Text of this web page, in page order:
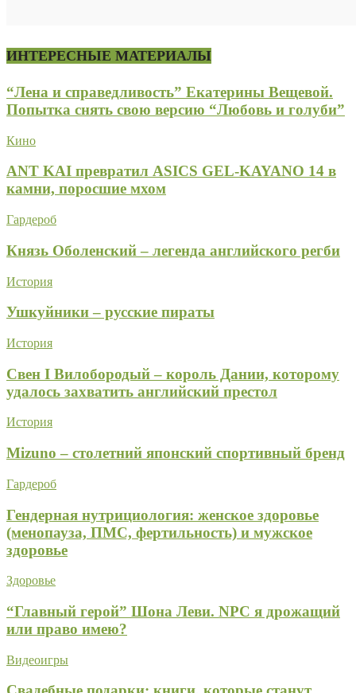
ИНТЕРЕСНЫЕ МАТЕРИАЛЫ
“Лена и справедливость” Екатерины Вещевой.
Попытка снять свою версию “Любовь и голуби”
Кино
ANT KAI превратил ASICS GEL-KAYANO 14 в
камни, поросшие мхом
Гардероб
Князь Оболенский – легенда английского регби
История
Ушкуйники – русские пираты
История
Свен I Вилобородый – король Дании, которому
удалось захватить английский престол
История
Mizuno – столетний японский спортивный бренд
Гардероб
Гендерная нутрициология: женское здоровье
(менопауза, ПМС, фертильность) и мужское
здоровье
Здоровье
“Главный герой” Шона Леви. NPC я дрожащий
или право имею?
Видеоигры